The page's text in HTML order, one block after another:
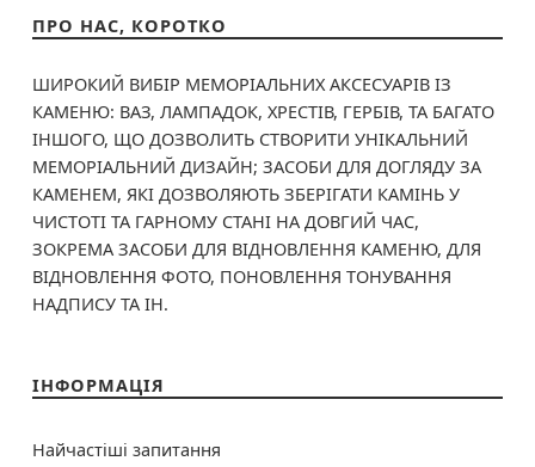
ПРО НАС, КОРОТКО
ШИРОКИЙ ВИБІР МЕМОРІАЛЬНИХ АКСЕСУАРІВ ІЗ
КАМЕНЮ: ВАЗ, ЛАМПАДОК, ХРЕСТІВ, ГЕРБІВ, ТА БАГАТО
ІНШОГО, ЩО ДОЗВОЛИТЬ СТВОРИТИ УНІКАЛЬНИЙ
МЕМОРІАЛЬНИЙ ДИЗАЙН; ЗАСОБИ ДЛЯ ДОГЛЯДУ ЗА
КАМЕНЕМ, ЯКІ ДОЗВОЛЯЮТЬ ЗБЕРІГАТИ КАМІНЬ У
ЧИСТОТІ ТА ГАРНОМУ СТАНІ НА ДОВГИЙ ЧАС,
ЗОКРЕМА ЗАСОБИ ДЛЯ ВІДНОВЛЕННЯ КАМЕНЮ, ДЛЯ
ВІДНОВЛЕННЯ ФОТО, ПОНОВЛЕННЯ ТОНУВАННЯ
НАДПИСУ ТА ІН.
ІНФОРМАЦІЯ
Найчастіші запитання